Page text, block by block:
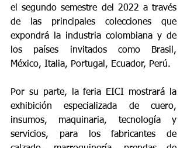
el segundo semestre del 2022 a través
de las principales colecciones que
expondrá la industria colombiana y de
los países invitados como Brasil,
México, Italia, Portugal, Ecuador, Perú.
Por su parte, la feria EICI mostrará la
exhibición especializada de cuero,
insumos, maquinaria, tecnología y
servicios, para los fabricantes de